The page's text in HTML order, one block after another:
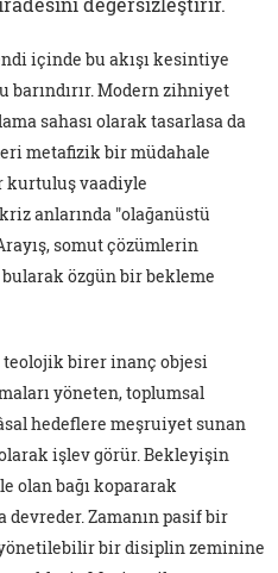
içinde bu akışı kesintiye
Modern zihniyet
sahası olarak tasarlasa da
metafizik bir müdahale
kurtuluş vaadiyle
anlarında "olağanüstü
somut çözümlerin
özgün bir bekleme
teolojik birer inanç objesi
yöneten, toplumsal
hedeflere meşruiyet sunan
işlev görür. Bekleyişin
olan bağı kopararak
Zamanın pasif bir
bir disiplin zeminine